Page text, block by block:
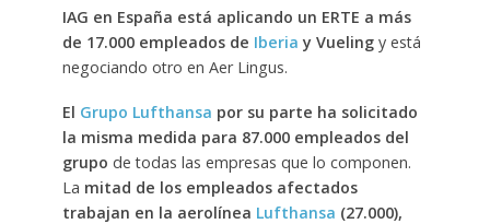
IAG en España está aplicando un ERTE a más
de 17.000 empleados de Iberia y Vuelingy está
negociando otro en Aer Lingus.
El Grupo Lufthansa por su parte ha solicitado
la misma medida para 87.000 empleados del
grupo de todas las empresas que lo componen.
La mitad de los empleados afectados
trabajan en la aerolínea Lufthansa (27.000),